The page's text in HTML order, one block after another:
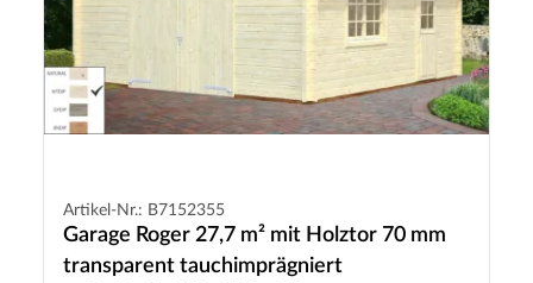
Artikel-Nr.: B7152355
Garage Roger 27,7 m² mit Holztor 70 mm
transparent tauchimprägniert